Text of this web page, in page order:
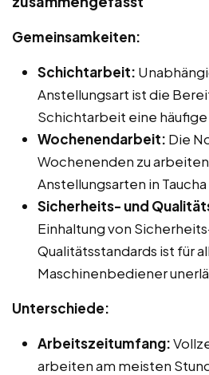
Gemeinsamkeiten:
Schichtarbeit:
Anstellungsart ist die
Schichtarbeit eine
Wochenendarbeit: Die
Wochenenden zu
Anstellungsarten in
Sicherheits- und
Einhaltung von
Qualitätsstandards ist für
Maschinenbediener
Unterschiede:
Arbeitszeitumfang:
arbeiten am meisten